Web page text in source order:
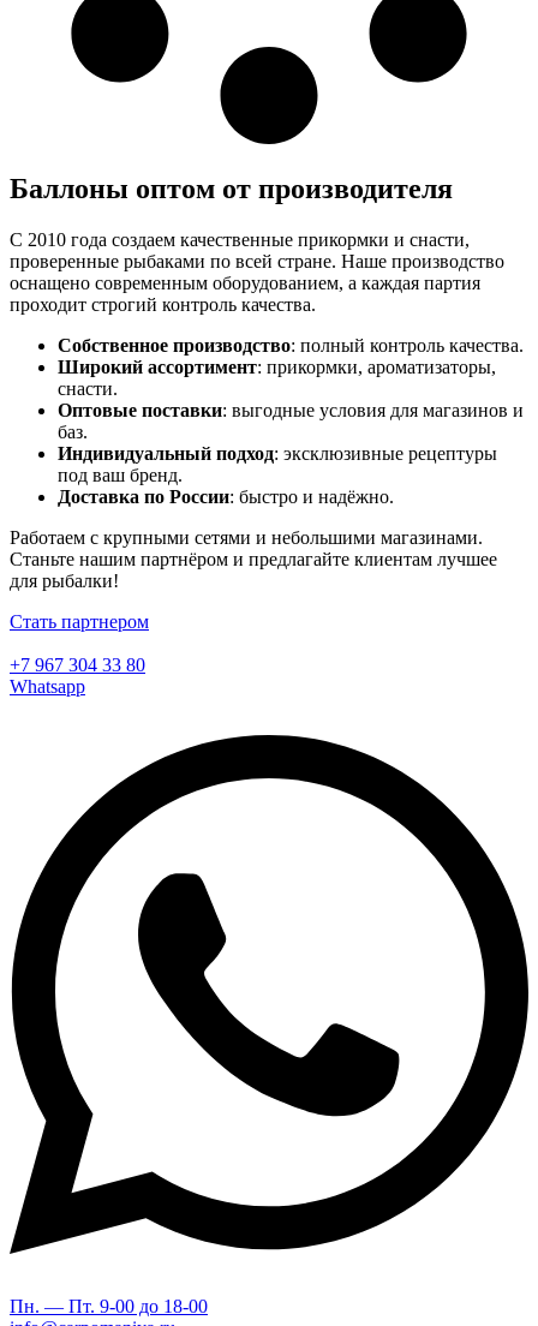
Баллоны оптом от производителя
С 2010 года создаем качественные прикормки и снасти,
проверенные рыбаками по всей стране. Наше производство
оснащено современным оборудованием, а каждая партия
проходит строгий контроль качества.
Собственное производство: полный контроль качества.
Широкий ассортимент: прикормки, ароматизаторы,
снасти.
Оптовые поставки: выгодные условия для магазинов и
баз.
Индивидуальный подход: эксклюзивные рецептуры
под ваш бренд.
Доставка по России: быстро и надёжно.
Работаем с крупными сетями и небольшими магазинами.
Станьте нашим партнёром и предлагайте клиентам лучшее
для рыбалки!
Стать партнером
+7 967 304 33 80
Whatsapp
Пн. — Пт. 9-00 до 18-00